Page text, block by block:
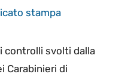
stampa
controlli svolti dalla
Carabinieri di